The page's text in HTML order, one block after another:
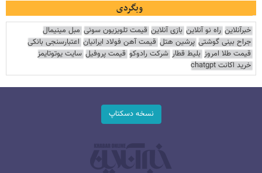
وبگردی
خبرآنلاین راه نو آنلاین بازی آنلاین قیمت تلویزیون سونی مبل مینیمال
جراح بینی گوشتی پرشین هتل قیمت آهن فولاد ایرانیان اعتبارسنجی بانکی
قیمت طلا امروز بلیط قطار شرکت رادوکو قیمت پروفیل سایت یوتوتایمز
خرید اکانت chatgpt
نسخه دسکتاپ